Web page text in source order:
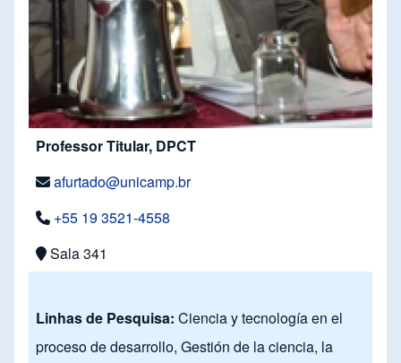
Professor Titular, DPCT
afurtado@unicamp.br
+55 19 3521-4558
Sala 341
Linhas de Pesquisa: Ciencia y tecnología en el
proceso de desarrollo, Gestión de la ciencia, la